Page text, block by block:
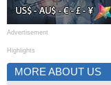
Advertisement
Highlights
MORE ABOUT US